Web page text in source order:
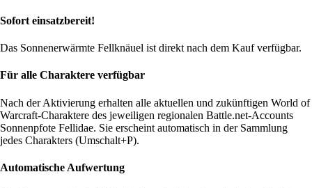
Sofort einsatzbereit!
Das Sonnenerwärmte Fellknäuel ist direkt nach dem Kauf verfügbar.
Für alle Charaktere verfügbar
Nach der Aktivierung erhalten alle aktuellen und zukünftigen World of
Warcraft-Charaktere des jeweiligen regionalen Battle.net-Accounts
Sonnenpfote Fellidae. Sie erscheint automatisch in der Sammlung
jedes Charakters (Umschalt+P).
Automatische Aufwertung